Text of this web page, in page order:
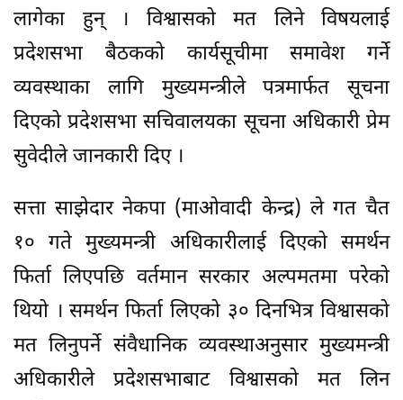
लागेका हुन् । विश्वासको मत लिने विषयलाई
प्रदेशसभा बैठकको कार्यसूचीमा समावेश गर्ने
व्यवस्थाका लागि मुख्यमन्त्रीले पत्रमार्फत सूचना
दिएको प्रदेशसभा सचिवालयका सूचना अधिकारी प्रेम
सुवेदीले जानकारी दिए ।
सत्ता साझेदार नेकपा (माओवादी केन्द्र) ले गत चैत
१० गते मुख्यमन्त्री अधिकारीलाई दिएको समर्थन
फिर्ता लिएपछि वर्तमान सरकार अल्पमतमा परेको
थियो । समर्थन फिर्ता लिएको ३० दिनभित्र विश्वासको
मत लिनुपर्ने संवैधानिक व्यवस्थाअनुसार मुख्यमन्त्री
अधिकारीले प्रदेशसभाबाट विश्वासको मत लिन